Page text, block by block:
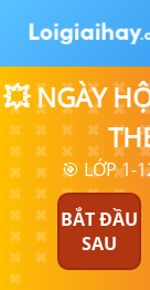
💥 NGÀY
🎯 LỚP 1-
BẮT ĐẦU
SAU